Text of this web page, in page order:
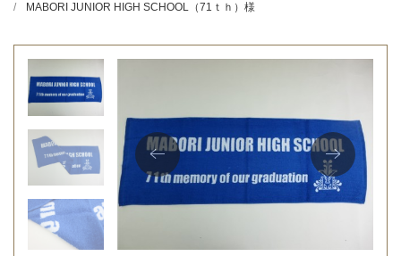
MABORI JUNIOR HIGH SCHOOL（71ｔｈ）様